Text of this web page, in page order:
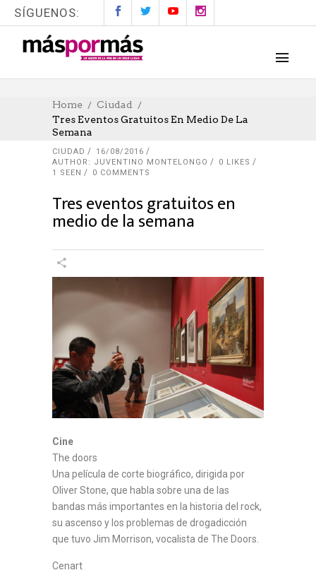
SÍGUENOS:
Home
Ciudad
Tres Eventos Gratuitos En Medio De La
Semana
CIUDAD
16/08/2016
AUTHOR: JUVENTINO MONTELONGO
0 LIKES
1 SEEN
0 COMMENTS
Tres eventos gratuitos en
medio de la semana
Cine
The doors
Una película de corte biográfico, dirigida por
Oliver Stone, que habla sobre una de las
bandas más importantes en la historia del rock,
su ascenso y los problemas de drogadicción
que tuvo Jim Morrison, vocalista de The Doors.
Cenart